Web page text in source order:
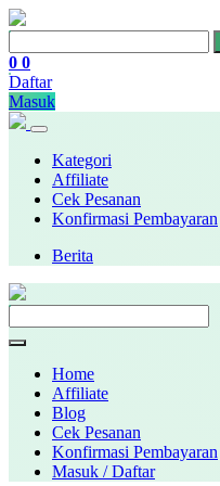
0 0
Daftar
Masuk
Kategori
Affiliate
Cek Pesanan
Konfirmasi Pembayaran
Berita
Home
Affiliate
Blog
Cek Pesanan
Konfirmasi Pembayaran
Masuk / Daftar